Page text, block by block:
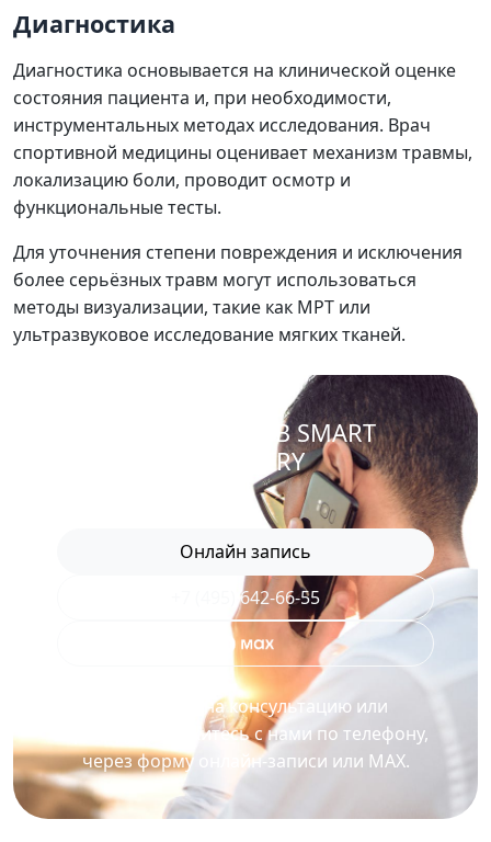
Диагностика
Диагностика основывается на клинической оценке
состояния пациента и, при необходимости,
инструментальных методах исследования. Врач
спортивной медицины оценивает механизм травмы,
локализацию боли, проводит осмотр и
функциональные тесты.
Для уточнения степени повреждения и исключения
более серьёзных травм могут использоваться
методы визуализации, такие как МРТ или
ультразвуковое исследование мягких тканей.
ЗАПИСАТЬСЯ В SMART
RECOVERY
Онлайн запись
+7 (495) 642-66-55
Для записи на консультацию или
процедуру свяжитесь с нами по телефону,
через форму онлайн-записи или MAX.